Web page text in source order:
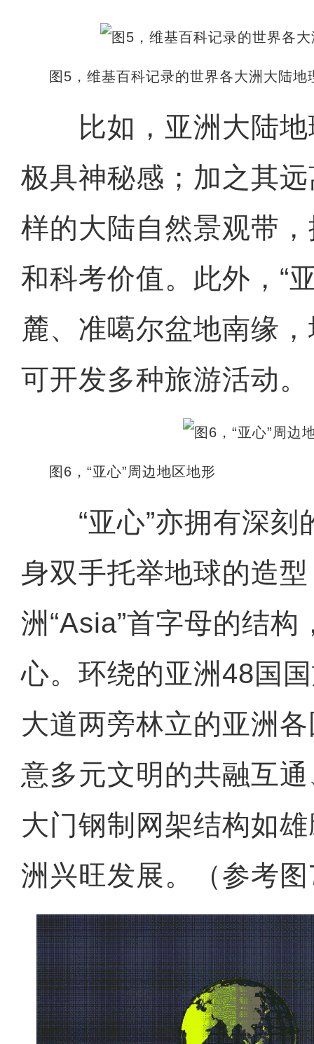
图5，维基百科记录的世界各大洲大陆地
比如，亚洲大陆地
极具神秘感；加之其
样的大陆自然景观带
和科考价值。此外，“
麓、准噶尔盆地南缘
可开发多种旅游活动
图6，“亚心”周边地区地形
“亚心”亦拥有深刻
身双手托举地球的造
洲“Asia”首字母的结构
心。环绕的亚洲48国
大道两旁林立的亚洲
意多元文明的共融互
大门钢制网架结构如
洲兴旺发展。（参考